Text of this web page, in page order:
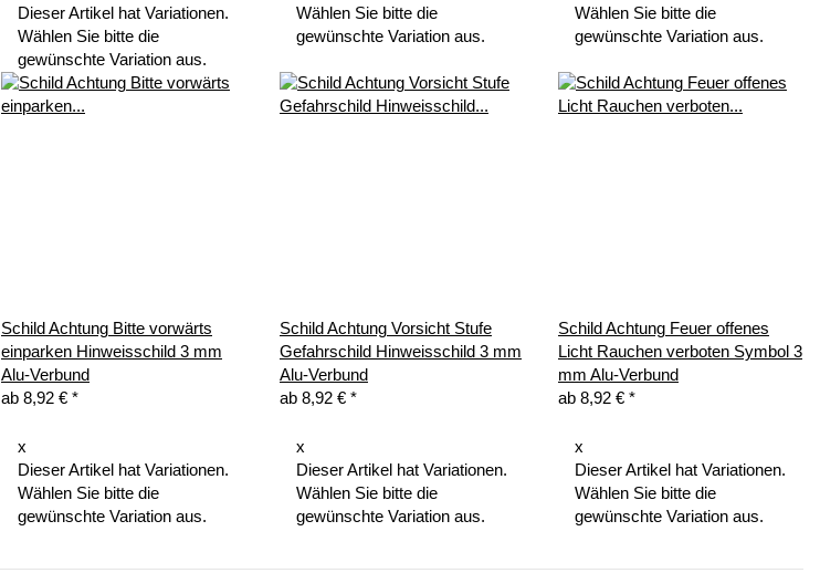
Dieser Artikel hat Variationen.
Wählen Sie bitte die
gewünschte Variation aus.
Wählen Sie bitte die
gewünschte Variation aus.
Wählen Sie bitte die
gewünschte Variation aus.
Schild Achtung Bitte vorwärts
einparken Hinweisschild 3 mm
Alu-Verbund
ab 8,92 € *
x
Dieser Artikel hat Variationen.
Wählen Sie bitte die
gewünschte Variation aus.
Schild Achtung Vorsicht Stufe
Gefahrschild Hinweisschild 3 mm
Alu-Verbund
ab 8,92 € *
x
Dieser Artikel hat Variationen.
Wählen Sie bitte die
gewünschte Variation aus.
Schild Achtung Feuer offenes
Licht Rauchen verboten Symbol 3
mm Alu-Verbund
ab 8,92 € *
x
Dieser Artikel hat Variationen.
Wählen Sie bitte die
gewünschte Variation aus.